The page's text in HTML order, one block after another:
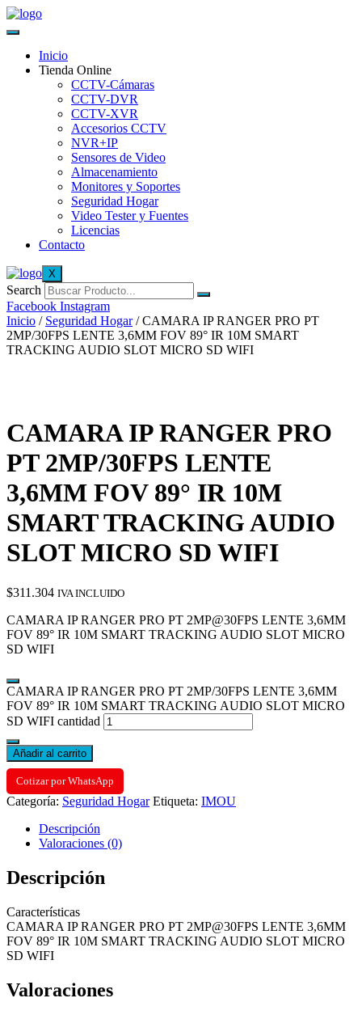
Inicio
Tienda Online
CCTV-Cámaras
CCTV-DVR
CCTV-XVR
Accesorios CCTV
NVR+IP
Sensores de Video
Almacenamiento
Monitores y Soportes
Seguridad Hogar
Video Tester y Fuentes
Licencias
Contacto
X
Search
Facebook Instagram
Inicio / Seguridad Hogar/ CAMARA IP RANGER PRO PT
2MP/30FPS LENTE 3,6MM FOV 89° IR 10M SMART
TRACKING AUDIO SLOT MICRO SD WIFI
CAMARA IP RANGER PRO
PT 2MP/30FPS LENTE
3,6MM FOV 89° IR 10M
SMART TRACKING AUDIO
SLOT MICRO SD WIFI
$311.304 IVA INCLUIDO
CAMARA IP RANGER PRO PT 2MP@30FPS LENTE 3,6MM
FOV 89° IR 10M SMART TRACKING AUDIO SLOT MICRO
SD WIFI
CAMARA IP RANGER PRO PT 2MP/30FPS LENTE 3,6MM
FOV 89° IR 10M SMART TRACKING AUDIO SLOT MICRO
SD WIFI cantidad
Añadir al carrito
Cotizar por WhatsApp
Categoría: Seguridad Hogar Etiqueta: IMOU
Descripción
Valoraciones (0)
Descripción
Características
CAMARA IP RANGER PRO PT 2MP@30FPS LENTE 3,6MM
FOV 89° IR 10M SMART TRACKING AUDIO SLOT MICRO
SD WIFI
Valoraciones